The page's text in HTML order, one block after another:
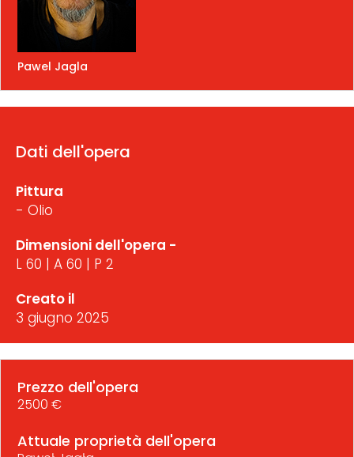
Pawel Jagla
Dati dell'opera
Pittura
- Olio
Dimensioni dell'opera -
L 60 | A 60 | P 2
Creato il
3 giugno 2025
Prezzo dell'opera
2500 €
Attuale proprietà dell'opera